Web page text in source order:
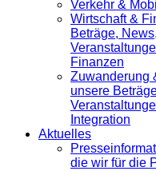
Verkehr &
Wirtschaft &
Beträge,
Finanzen
Zuwanderung
unsere
Integration
Aktuelles
die wir für die